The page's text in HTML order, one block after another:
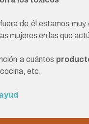
de él estamos
mujeres en las que
a cuántos
etc.